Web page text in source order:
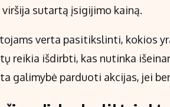
sutartą įsigijimo kainą.
verta pasitikslinti, kokios
reikia išdirbti, kas nutinka
galimybė parduoti akcijas, jei